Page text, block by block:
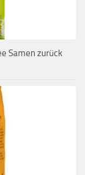
Samen zurück